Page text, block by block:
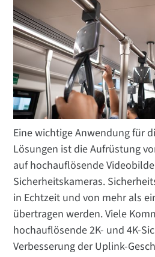
Eine wichtige Anwendung für
Lösungen ist die Aufrüstung
auf hochauflösende
Sicherheitskameras.
in Echtzeit und von mehr als
übertragen werden. Viele
hochauflösende 2K- und 4K-
Verbesserung der Uplink-